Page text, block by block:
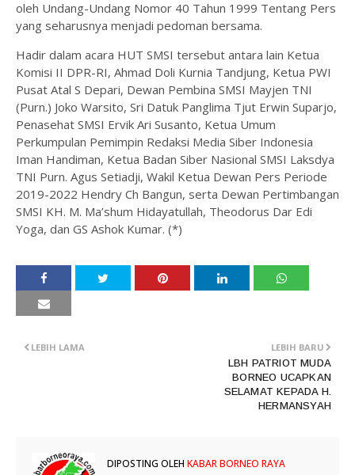
oleh Undang-Undang Nomor 40 Tahun 1999 Tentang Pers
yang seharusnya menjadi pedoman bersama.
Hadir dalam acara HUT SMSI tersebut antara lain Ketua
Komisi II DPR-RI, Ahmad Doli Kurnia Tandjung, Ketua PWI
Pusat Atal S Depari, Dewan Pembina SMSI Mayjen TNI
(Purn.) Joko Warsito, Sri Datuk Panglima Tjut Erwin Suparjo,
Penasehat SMSI Ervik Ari Susanto, Ketua Umum
Perkumpulan Pemimpin Redaksi Media Siber Indonesia
Iman Handiman, Ketua Badan Siber Nasional SMSI Laksdya
TNI Purn. Agus Setiadji, Wakil Ketua Dewan Pers Periode
2019-2022 Hendry Ch Bangun, serta Dewan Pertimbangan
SMSI KH. M. Ma’shum Hidayatullah, Theodorus Dar Edi
Yoga, dan GS Ashok Kumar. (*)
LEBIH BARU
LBH PATRIOT MUDA
BORNEO UCAPKAN
SELAMAT KEPADA H.
HERMANSYAH
LEBIH LAMA
DIPOSTING OLEH KABAR BORNEO RAYA